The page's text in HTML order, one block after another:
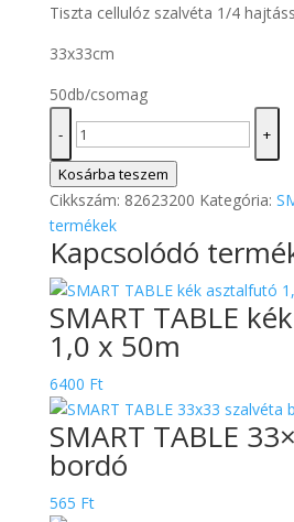
Tiszta cellulóz szalvéta 1/4
33x33cm
50db/csomag
-
SMART
TABLE
33x33
szalvéta
zöldalma
mennyiség
+
Kosárba teszem
Cikkszám: 82623200 Kategória:
termékek
Kapcsolódó
SMART TABLE
1,0 x 50m
6400 Ft
SMART TABLE
bordó
565 Ft